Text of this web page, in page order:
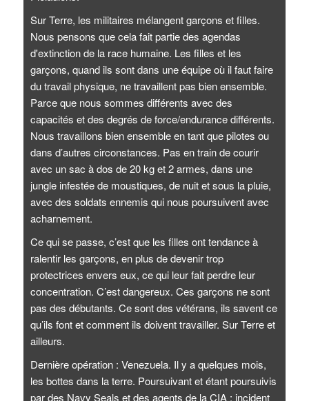
Sur Terre, les militaires mélangent garçons et filles.
Nous pensons que cela fait partie des agendas
d'extinction de la race humaine. Les filles et les
garçons, quand ils sont dans une équipe où il faut faire
du travail physique, ne travaillent pas bien ensemble.
Parce que nous sommes différents avec des
capacités et des degrés de force/endurance différents.
Nous travaillons bien ensemble en tant que pilotes ou
dans d’autres circonstances. Pas en train de courir
avec un sac à dos de 20 kg et 2 armes, dans une
jungle infestée de moustiques, de nuit et sous la pluie,
avec des soldats ennemis qui nous poursuivent avec
acharnement.
Ce qui se passe, c’est que les filles ont tendance à
ralentir les garçons, en plus de devenir trop
protectrices envers eux, ce qui leur fait perdre leur
concentration. C’est dangereux. Ces garçons ne sont
pas des débutants. Ce sont des vétérans, ils savent ce
qu’ils font et comment ils doivent travailler. Sur Terre et
ailleurs.
Dernière opération : Venezuela. Il y a quelques mois,
les bottes dans la terre. Poursuivant et étant poursuivis
par des Navy Seals et des agents de la CIA : incident